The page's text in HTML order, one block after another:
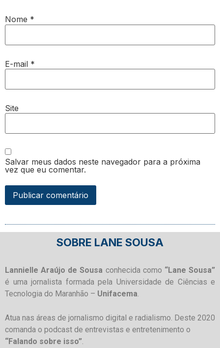
Nome *
E-mail *
Site
Salvar meus dados neste navegador para a próxima
vez que eu comentar.
SOBRE LANE SOUSA
Lannielle Araújo de Sousa conhecida como “Lane Sousa”
é uma jornalista formada pela Universidade de Ciências e
Tecnologia do Maranhão – Unifacema.
Atua nas áreas de jornalismo digital e radialismo. Deste 2020
comanda o podcast de entrevistas e entretenimento o
“Falando sobre isso”.